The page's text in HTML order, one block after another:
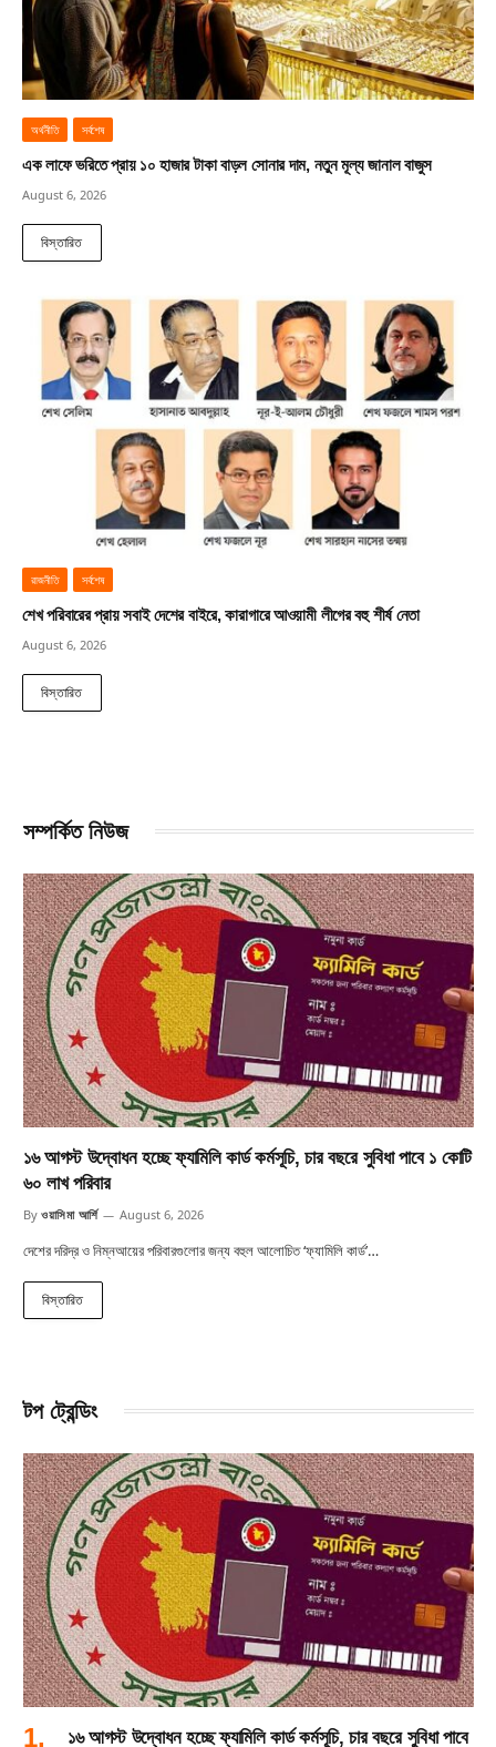
অর্থনীতি সর্বশেষ
এক লাফে ভরিতে প্রায় ১০ হাজার টাকা বাড়ল সোনার দাম, নতুন মূল্য জানাল বাজুস
August 6, 2026
বিস্তারিত
রাজনীতি সর্বশেষ
শেখ পরিবারের প্রায় সবাই দেশের বাইরে, কারাগারে আওয়ামী লীগের বহু শীর্ষ নেতা
August 6, 2026
বিস্তারিত
সম্পর্কিত নিউজ
১৬ আগস্ট উদ্বোধন হচ্ছে ফ্যামিলি কার্ড কর্মসূচি, চার বছরে সুবিধা পাবে ১ কোটি
৬০ লাখ পরিবার
By ওয়াসিমা আর্শি August 6, 2026
দেশের দরিদ্র ও নিম্নআয়ের পরিবারগুলোর জন্য বহুল আলোচিত ‘ফ্যামিলি কার্ড’…
বিস্তারিত
টপ ট্রেন্ডিং
১৬ আগস্ট উদ্বোধন হচ্ছে ফ্যামিলি কার্ড কর্মসূচি, চার বছরে সুবিধা পাবে